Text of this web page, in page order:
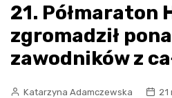
21. Półmaraton
zgromadził
zawodników z
Katarzyna Adamczewska
21